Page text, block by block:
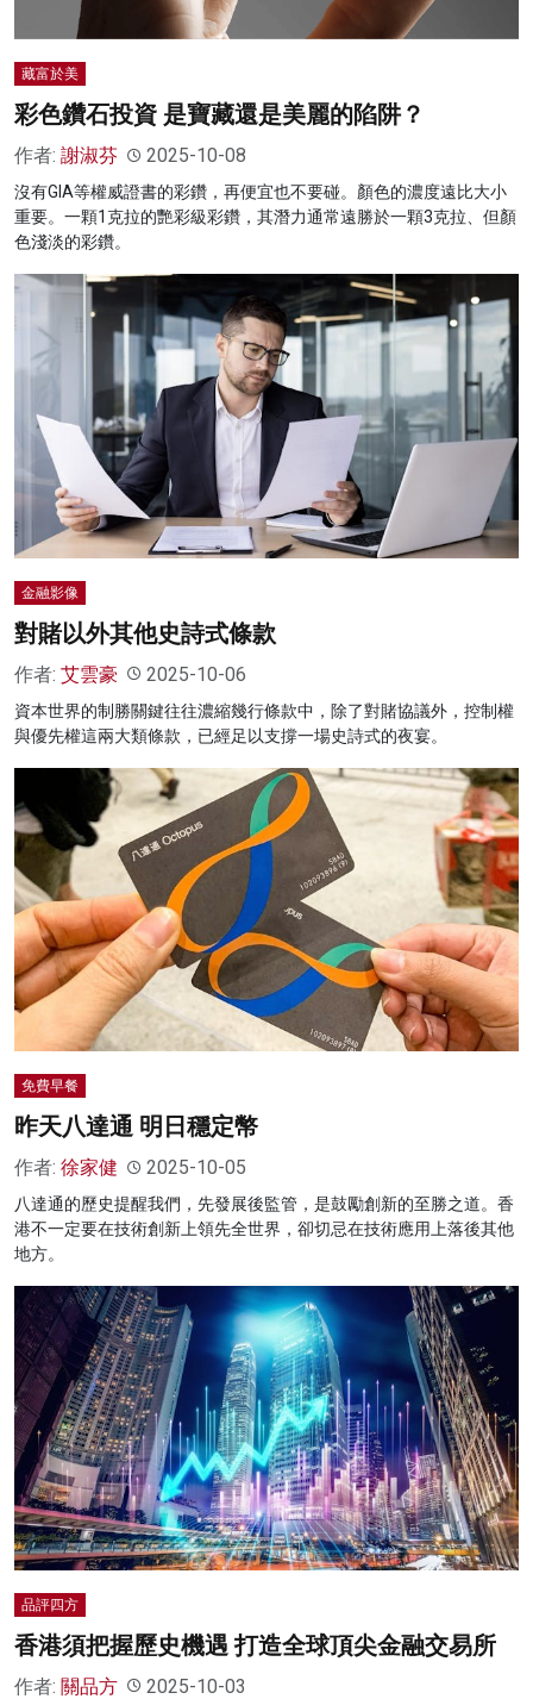
藏富於美
彩色鑽石投資 是寶藏還是美麗的陷阱？
作者: 謝淑芬 2025-10-08
沒有GIA等權威證書的彩鑽，再便宜也不要碰。顏色的濃度遠比大小
重要。一顆1克拉的艷彩級彩鑽，其潛力通常遠勝於一顆3克拉、但顏
色淺淡的彩鑽。
金融影像
對賭以外其他史詩式條款
作者: 艾雲豪 2025-10-06
資本世界的制勝關鍵往往濃縮幾行條款中，除了對賭協議外，控制權
與優先權這兩大類條款，已經足以支撐一場史詩式的夜宴。
免費早餐
昨天八達通 明日穩定幣
作者: 徐家健 2025-10-05
八達通的歷史提醒我們，先發展後監管，是鼓勵創新的至勝之道。香
港不一定要在技術創新上領先全世界，卻切忌在技術應用上落後其他
地方。
品評四方
香港須把握歷史機遇 打造全球頂尖金融交易所
作者: 關品方 2025-10-03